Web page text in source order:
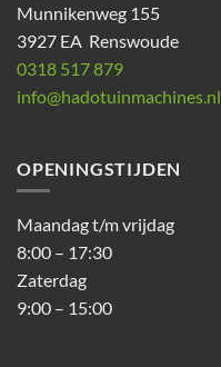
Munnikenweg 155
3927 EA Renswoude
0318 517 879
info@hadotuinmachines.nl
OPENINGSTIJDEN
Maandag t/m vrijdag
8:00 – 17:30
Zaterdag
9:00 – 15:00